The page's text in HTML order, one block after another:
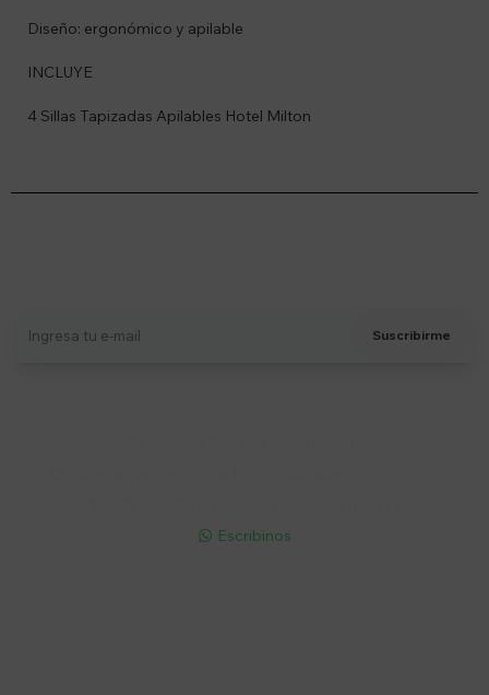
Diseño: ergonómico y apilable
INCLUYE
4 Sillas Tapizadas Apilables Hotel Milton
Suscribirme
 Escribinos